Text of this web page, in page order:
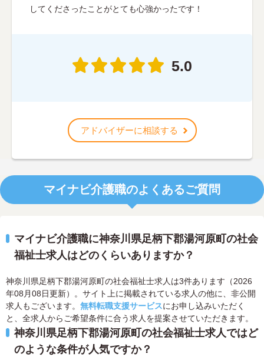
してくださったことがとても心強かったです！
5.0
アドバイザーに相談する
マイナビ介護職のよくあるご質問
マイナビ介護職に神奈川県足柄下郡湯河原町の社会
福祉士求人はどのくらいありますか？
神奈川県足柄下郡湯河原町の社会福祉士求人は3件あります（2026
年08月08日更新）。サイト上に掲載されている求人の他に、非公開
求人もございます。 無料転職支援サービスにお申し込みいただく
と、全求人からご希望条件に合う求人を提案させていただきます。
神奈川県足柄下郡湯河原町の社会福祉士求人ではど
のような条件が人気ですか？